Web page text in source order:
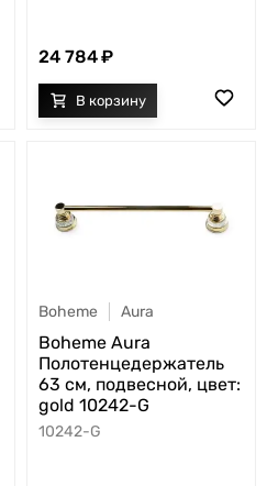
24 784
Boheme Aura
Boheme Aura
Полотенцедержатель
63 см, подвесной, цвет:
gold 10242-G
10242-G